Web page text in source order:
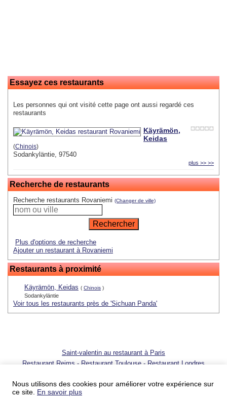
Essayez ces restaurants
Les personnes qui ont visité cette page ont aussi regardé ces
restaurants
Käyrämön,
Keidas
(Chinois)
Sodankyläntie, 97540
plus >> >>
Recherche de restaurants
Recherche restaurants Rovaniemi (Changer de ville)
Plus d'options de recherche
Ajouter un restaurant à Rovaniemi
Restaurants à proximité
Käyrämön, Keidas ( Chinois )
Sodankyläntie
Voir tous les restaurants près de 'Sichuan Panda'
Saint-valentin au restaurant à Paris
Restaurant Reims - Restaurant Toulouse - Restaurant Londres
interdite
Ajouter votre restaurant
Nous utilisons des cookies pour améliorer votre expérience sur
ce site. En savoir plus